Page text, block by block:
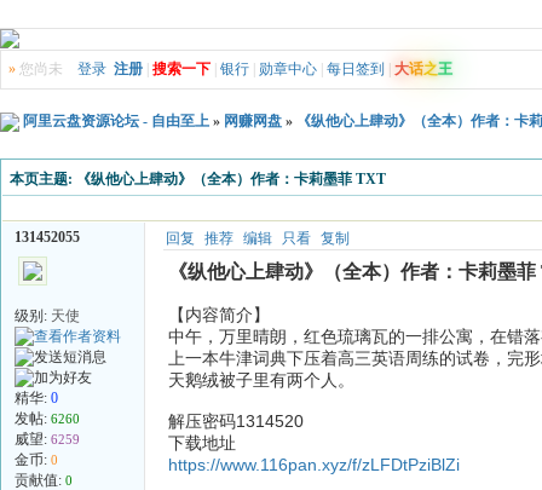
» 您尚未 登录 注册 搜索一下 银行 勋章中心 每日签到 大话之王
阿里云盘资源论坛 - 自由至上 » 网赚网盘 » 《纵他心上肆动》（全本）作者：卡
本页主题: 《纵他心上肆动》（全本）作者：卡莉墨菲 TXT
131452055
级别: 天使
精华: 0
发帖: 6260
威望: 6259
金币: 0
贡献值: 0
回复 推荐 编辑 只看 复制
《纵他心上肆动》（全本）作者：卡莉墨
【内容简介】
中午，万里晴朗，红色琉璃瓦的一排公寓，在错
上一本牛津词典下压着高三英语周练的试卷，完
天鹅绒被子里有两个人。
解压密码1314520
下载地址
https://www.116pan.xyz/f/zLFDtPziBlZi